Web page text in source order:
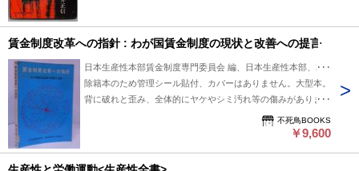
賃金制度改革への指針 : わが国賃金制度の現状と改善への提言
日本生産性本部賃金制度専門委員会 編、日本生産性本部、230
除籍本のため管理シール貼付、カバーはありません。大型本。
背に破れと歪み、全体的にヤケやシミ汚れ等の傷みがありま
不死鳥BOOKS
￥9,600